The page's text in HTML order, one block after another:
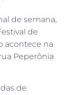
de semana,
de
acontece na
Peperônia
de